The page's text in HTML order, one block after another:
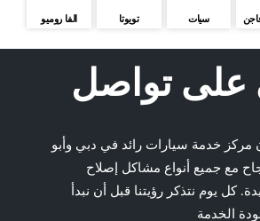
الفا روميو تويوتا سيات
على تواصل
خدمة سيارات رائد في دبي وأبو
مع جميع أنواع مشاكل إصلاح
كل يوم نتذكر رؤيتنا قبل أن نبدأ
الخدمة